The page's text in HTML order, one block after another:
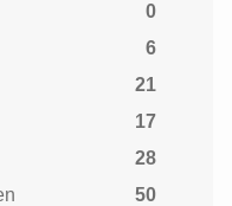
0
6
21
17
28
50